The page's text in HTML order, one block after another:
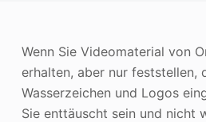
Bild Recopyright
Wenn Sie Videomaterial von
erhalten, aber nur feststellen,
Wasserzeichen und Logos
Sie enttäuscht sein und nicht